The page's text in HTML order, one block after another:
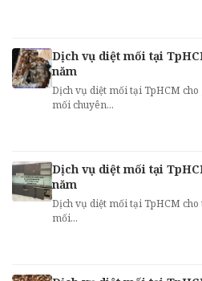
Dịch vụ diệt mối tại
năm
Dịch vụ diệt mối tại TpHCM cho
mối chuyên...
Dịch vụ diệt mối tại
năm
Dịch vụ diệt mối tại TpHCM cho
mối...